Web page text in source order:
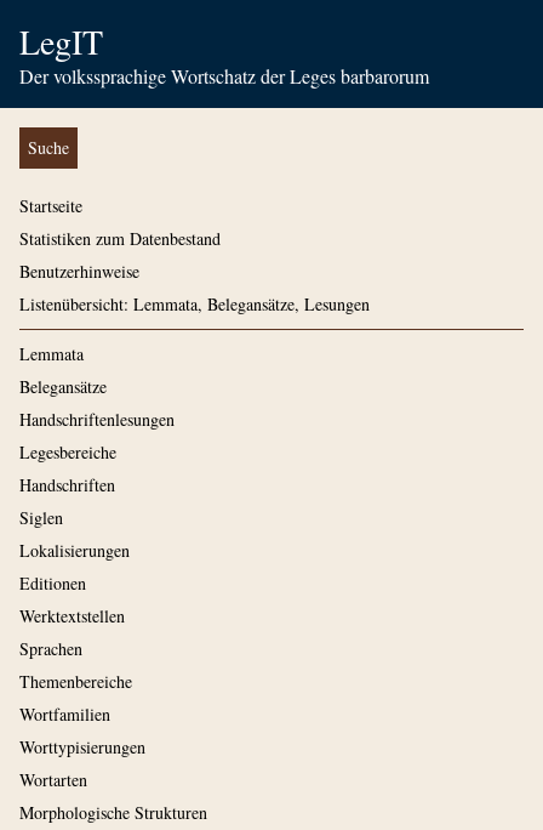
LegIT
Der volkssprachige Wortschatz der Leges barbarorum
Suche
Startseite
Statistiken zum Datenbestand
Benutzerhinweise
Listenübersicht: Lemmata, Belegansätze, Lesungen
Lemmata
Belegansätze
Handschriftenlesungen
Legesbereiche
Handschriften
Siglen
Lokalisierungen
Editionen
Werktextstellen
Sprachen
Themenbereiche
Wortfamilien
Worttypisierungen
Wortarten
Morphologische Strukturen